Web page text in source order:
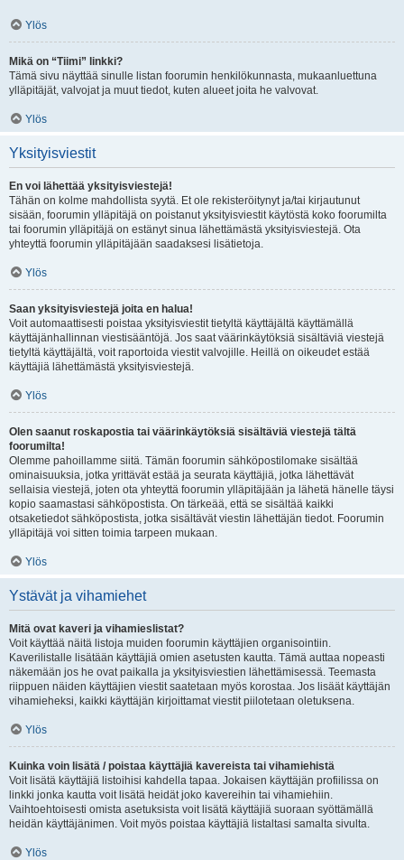
Ylös
Mikä on “Tiimi” linkki?
Tämä sivu näyttää sinulle listan foorumin henkilökunnasta, mukaanluettuna
ylläpitäjät, valvojat ja muut tiedot, kuten alueet joita he valvovat.
Ylös
Yksityisviestit
En voi lähettää yksityisviestejä!
Tähän on kolme mahdollista syytä. Et ole rekisteröitynyt ja/tai kirjautunut
sisään, foorumin ylläpitäjä on poistanut yksityisviestit käytöstä koko foorumilta
tai foorumin ylläpitäjä on estänyt sinua lähettämästä yksityisviestejä. Ota
yhteyttä foorumin ylläpitäjään saadaksesi lisätietoja.
Ylös
Saan yksityisviestejä joita en halua!
Voit automaattisesti poistaa yksityisviestit tietyltä käyttäjältä käyttämällä
käyttäjänhallinnan viestisääntöjä. Jos saat väärinkäytöksiä sisältäviä viestejä
tietyltä käyttäjältä, voit raportoida viestit valvojille. Heillä on oikeudet estää
käyttäjiä lähettämästä yksityisviestejä.
Ylös
Olen saanut roskapostia tai väärinkäytöksiä sisältäviä viestejä tältä
foorumilta!
Olemme pahoillamme siitä. Tämän foorumin sähköpostilomake sisältää
ominaisuuksia, jotka yrittävät estää ja seurata käyttäjiä, jotka lähettävät
sellaisia viestejä, joten ota yhteyttä foorumin ylläpitäjään ja lähetä hänelle täysi
kopio saamastasi sähköpostista. On tärkeää, että se sisältää kaikki
otsaketiedot sähköpostista, jotka sisältävät viestin lähettäjän tiedot. Foorumin
ylläpitäjä voi sitten toimia tarpeen mukaan.
Ylös
Ystävät ja vihamiehet
Mitä ovat kaveri ja vihamieslistat?
Voit käyttää näitä listoja muiden foorumin käyttäjien organisointiin.
Kaverilistalle lisätään käyttäjiä omien asetusten kautta. Tämä auttaa nopeasti
näkemään jos he ovat paikalla ja yksityisviestien lähettämisessä. Teemasta
riippuen näiden käyttäjien viestit saatetaan myös korostaa. Jos lisäät käyttäjän
vihamieheksi, kaikki käyttäjän kirjoittamat viestit piilotetaan oletuksena.
Ylös
Kuinka voin lisätä / poistaa käyttäjiä kavereista tai vihamiehistä
Voit lisätä käyttäjiä listoihisi kahdella tapaa. Jokaisen käyttäjän profiilissa on
linkki jonka kautta voit lisätä heidät joko kavereihin tai vihamiehiin.
Vaihtoehtoisesti omista asetuksista voit lisätä käyttäjiä suoraan syöttämällä
heidän käyttäjänimen. Voit myös poistaa käyttäjiä listaltasi samalta sivulta.
Ylös